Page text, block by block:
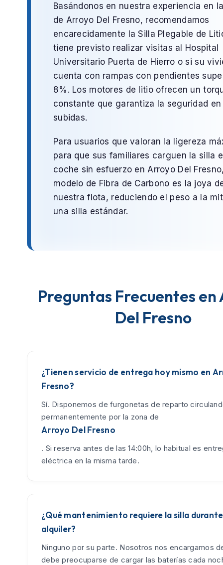
Basándonos en nuestra experiencia en
de Arroyo Del Fresno, recomendamos
encarecidamente laSilla Plegable de
tiene previsto realizar visitas al Hospital
Universitario Puerta de Hierro o si su
cuenta con rampas con pendientes
8%. Los motores de litio ofrecen un
constante que garantiza la seguridad en
subidas.
Para usuarios que valoran la ligereza
para que sus familiares carguen la silla
coche sin esfuerzo en Arroyo Del Fresno
modelo de Fibra de Carbono es la joya
nuestra flota, reduciendo el peso a la
una silla estándar.
Preguntas Frecuentes en
Del Fresno
¿Tienen servicio de entrega hoy mismo en
Fresno?
Sí. Disponemos de furgonetas de reparto
permanentemente por la zona de
Arroyo Del Fresno
. Si reserva antes de las 14:00h, lo habitual es
eléctrica en la misma tarde.
¿Qué mantenimiento requiere la silla
alquiler?
Ninguno por su parte. Nosotros nos encargamos
debe preocuparse de cargar las baterías cada